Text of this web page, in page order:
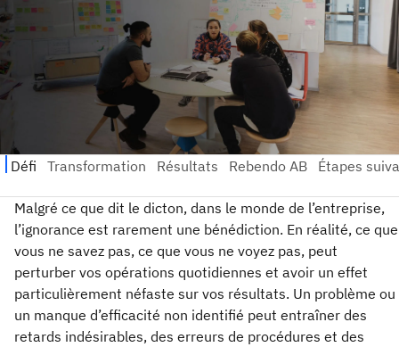
Malgré ce que dit le dicton, dans le monde de l’entreprise,
l’ignorance est rarement une bénédiction. En réalité, ce que
vous ne savez pas, ce que vous ne voyez pas, peut
perturber vos opérations quotidiennes et avoir un effet
particulièrement néfaste sur vos résultats. Un problème ou
un manque d’efficacité non identifié peut entraîner des
retards indésirables, des erreurs de procédures et des